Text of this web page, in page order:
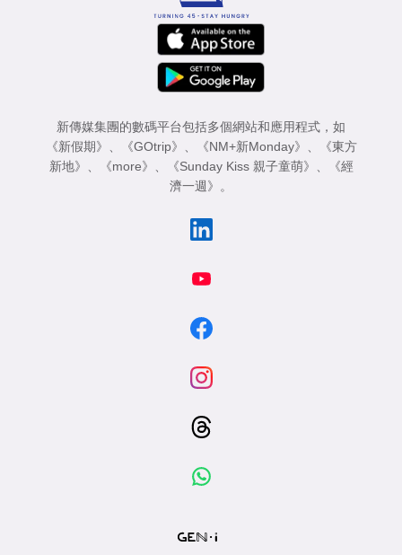
新傳媒集團的數碼平台包括多個網站和應用程式，如
《新假期》
《GOtrip》 《NM+新Monday》
《東方
新地》
《more》 《Sunday Kiss 親子童萌》
《經
濟一週》
。